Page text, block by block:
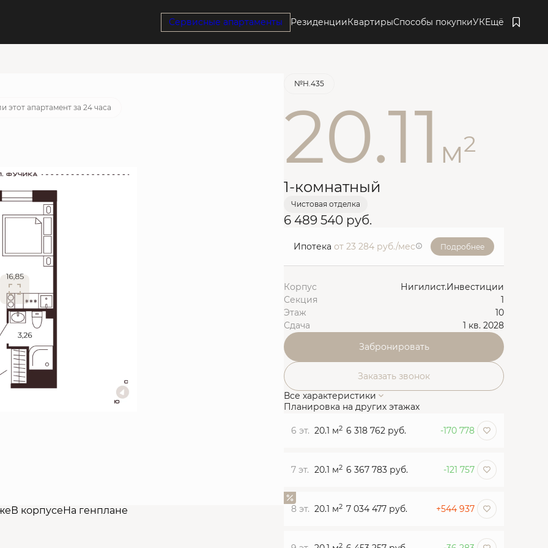
Сервисные апартаменты РезиденцииКвартирыСпособы покупкиУКЕщё
Забронировать
этот апартамент за 24 часа
В корпусеНа генплане
№Н.435
20.11 м2
1-комнатный
Чистовая отделка
6 489 540 руб.
Ипотека от 23 284 руб./мес Подробнее
Корпус
Нигилист.Инвестиции
Секция
1
Этаж
10
Сдача
1 кв. 2028
Забронировать
Заказать звонок
Все характеристики
Планировка на других этажах
6 эт. 20.1 м2 6 318 762 руб. -170 778
7 эт. 20.1 м2 6 367 783 руб. -121 757
8 эт. 20.1 м2 7 034 477 руб. +544 937
2